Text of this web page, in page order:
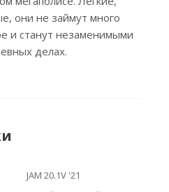
они не займут много
и станут незаменимыми
делах.
JAM 20.1V '21